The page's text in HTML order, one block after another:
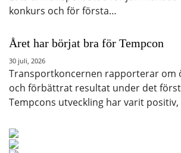
konkurs och för första…
Året har börjat bra för Tempcon
30 juli, 2026
Transportkoncernen rapporterar om
och förbättrat resultat under det
Tempcons utveckling har varit